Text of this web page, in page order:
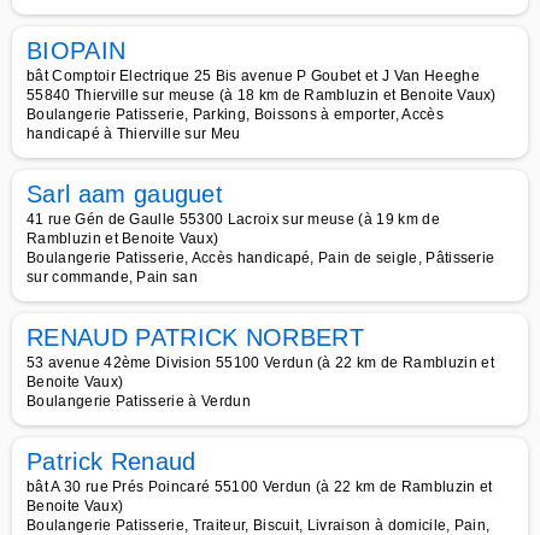
BIOPAIN
bât Comptoir Electrique 25 Bis avenue P Goubet et J Van Heeghe
55840 Thierville sur meuse (à 18 km de Rambluzin et Benoite Vaux)
Boulangerie Patisserie, Parking, Boissons à emporter, Accès
handicapé à Thierville sur Meu
Sarl aam gauguet
41 rue Gén de Gaulle 55300 Lacroix sur meuse (à 19 km de
Rambluzin et Benoite Vaux)
Boulangerie Patisserie, Accès handicapé, Pain de seigle, Pâtisserie
sur commande, Pain san
RENAUD PATRICK NORBERT
53 avenue 42ème Division 55100 Verdun (à 22 km de Rambluzin et
Benoite Vaux)
Boulangerie Patisserie à Verdun
Patrick Renaud
bât A 30 rue Prés Poincaré 55100 Verdun (à 22 km de Rambluzin et
Benoite Vaux)
Boulangerie Patisserie, Traiteur, Biscuit, Livraison à domicile, Pain,